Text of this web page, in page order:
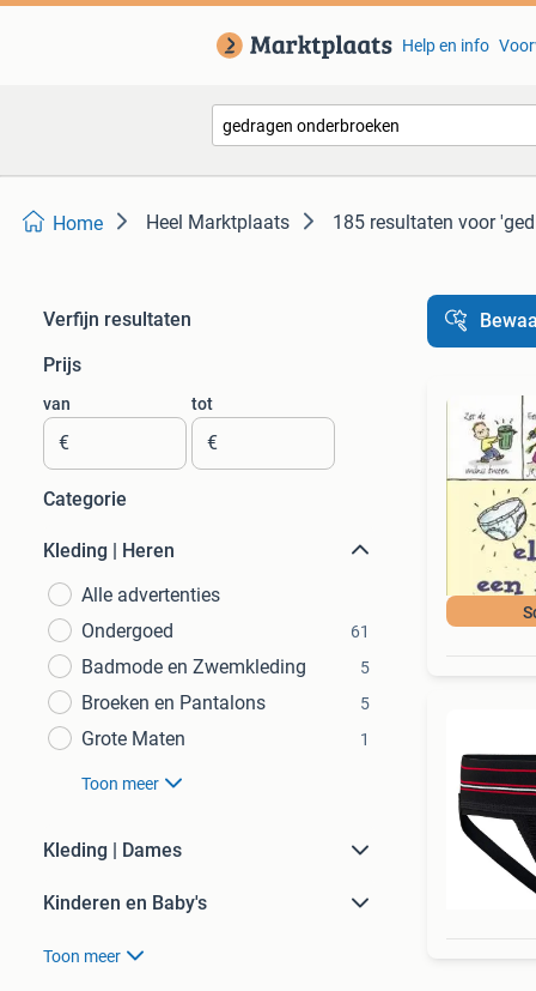
Help en info
Home Heel Marktplaats 185 resultaten voor
Verfijn resultaten
Prijs
van
€
tot
€
Categorie
Kleding | Heren
Alle advertenties
Ondergoed
61
Badmode en Zwemkleding 5
Broeken en Pantalons 5
Grote Maten 1
Toon meer
Kleding | Dames
Kinderen en Baby's
Toon meer